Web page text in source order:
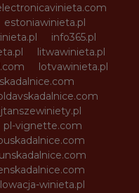
estoniawinieta.pl
info365.pl
litwawinieta.pl
lotvawinieta.pl
pl-vignette.com
winieta.pl